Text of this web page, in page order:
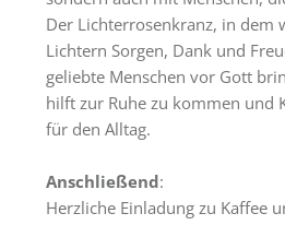
Tagungsräume
Gästezimmer
Verpflegung
&
Preise
Der Lichterrosenkranz, in dem
Lichtern Sorgen, Dank und
geliebte Menschen vor Gott
hilft zur Ruhe zu kommen und
für den Alltag.
Anschließend:
Herzliche Einladung zu Kaffee